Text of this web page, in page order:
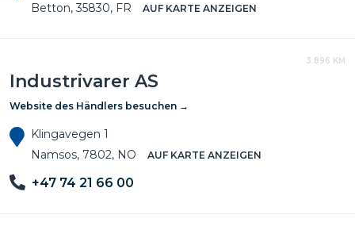
Betton, 35830, FR
AUF KARTE ANZEIGEN
3.896 KM
Industrivarer AS
Website des Händlers besuchen →
Klingavegen 1
Namsos, 7802, NO
AUF KARTE ANZEIGEN
+47 74 21 66 00